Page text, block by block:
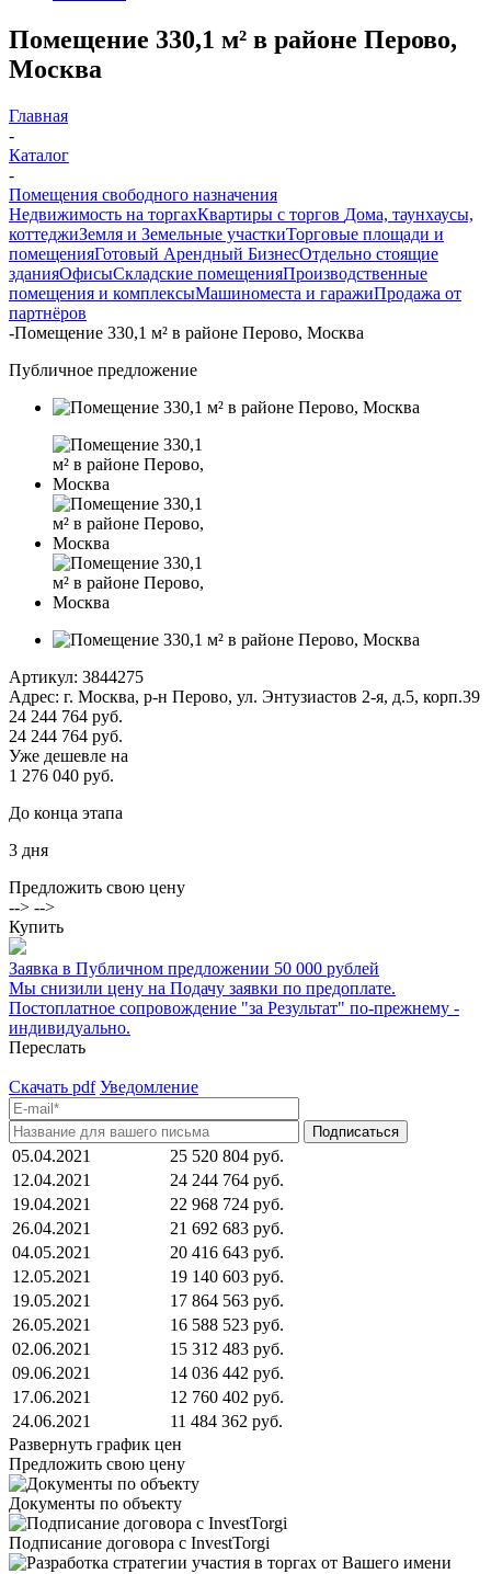
Помещение 330,1 м² в районе Перово,
Москва
Главная
-
Каталог
-
Помещения свободного назначения
Недвижимость на торгахКвартиры с торгов Дома, таунхаусы,
коттеджиЗемля и Земельные участкиТорговые площади и
помещенияГотовый Арендный БизнесОтдельно стоящие
зданияОфисыСкладские помещенияПроизводственные
помещения и комплексыМашиноместа и гаражиПродажа от
партнёров
-Помещение 330,1 м² в районе Перово, Москва
Публичное предложение
Артикул: 3844275
Адрес: г. Москва, р-н Перово, ул. Энтузиастов 2-я, д.5, корп.39
24 244 764 руб.
24 244 764 руб.
Уже дешевле на
1 276 040 руб.
До конца этапа
3 дня
Предложить свою цену
--> -->
Купить
Заявка в Публичном предложении 50 000 рублей
Мы снизили цену на Подачу заявки по предоплате.
Постоплатное сопровождение "за Результат" по-прежнему -
индивидуально.
Переслать
Скачать pdf Уведомление
05.04.2021
25 520 804 руб.
12.04.2021
24 244 764 руб.
19.04.2021
22 968 724 руб.
26.04.2021
21 692 683 руб.
04.05.2021
20 416 643 руб.
12.05.2021
19 140 603 руб.
19.05.2021
17 864 563 руб.
26.05.2021
16 588 523 руб.
02.06.2021
15 312 483 руб.
09.06.2021
14 036 442 руб.
17.06.2021
12 760 402 руб.
24.06.2021
11 484 362 руб.
Развернуть график цен
Предложить свою цену
Документы по объекту
Подписание договора с InvestTorgi